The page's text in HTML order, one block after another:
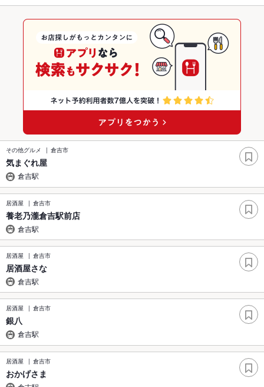
その他グルメ 倉吉市
気まぐれ屋
倉吉駅
居酒屋 倉吉市
養老乃瀧倉吉駅前店
倉吉駅
居酒屋 倉吉市
居酒屋さな
倉吉駅
居酒屋 倉吉市
銀八
倉吉駅
居酒屋 倉吉市
おかげさま